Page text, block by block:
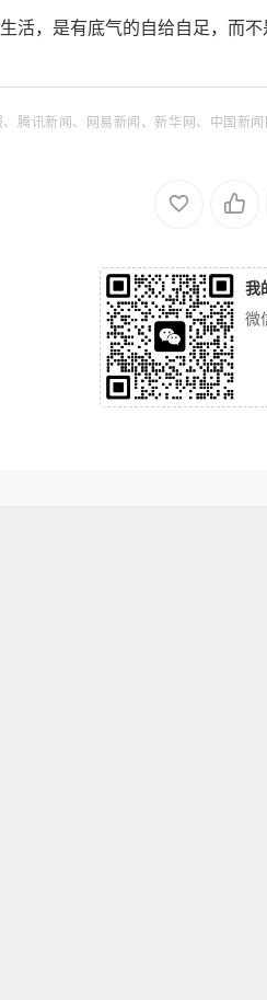
生活，是有底气的自给自足，而
腾讯新闻、网易新闻、新华网、中国新闻
我
微